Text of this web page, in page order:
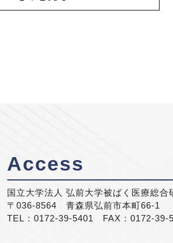
Access
国立大学法人 弘前大学被ばく医療総合
〒036-8564 青森県弘前市本町66-1
TEL：0172-39-5401 FAX：0172-39-